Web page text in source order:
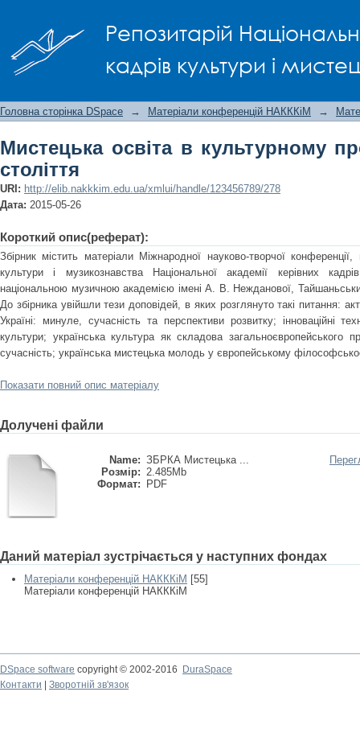
Репозитарій
кадрів культури і
Головна сторінка DSpace → Матеріали конференцій НАКККіМ →
Мистецька освіта в культурному
століття
URI: http://elib.nakkkim.edu.ua/xmlui/handle/123456789/278
Дата: 2015-05-26
Короткий опис(реферат):
Збірник містить матеріали Міжнародної науково-творчої конференції,
культури і музикознавства Національної академії керівних
національною музичною академією імені А. В. Нежданової,
До збірника увійшли тези доповідей, в яких розглянуто такі питання:
Україні: минуле, сучасність та перспективи розвитку; інноваційні
культури; українська культура як складова загальноєвропейського
сучасність; українська мистецька молодь у європейському
Показати повний опис матеріалу
Долучені файли
Name: ЗБРКА Мистецька ...
Розмір: 2.485Mb
Формат:
PDF
Даний матеріал зустрічається у наступних фондах
Матеріали конференцій НАКККіМ [55]
Матеріали конференцій НАКККіМ
DSpace software copyright © 2002-2016
DuraSpace
Контакти
Зворотній зв'язок